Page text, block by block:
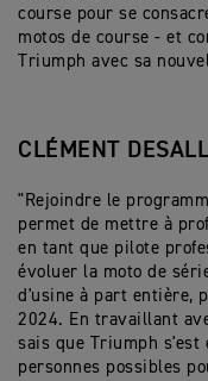
course pour se
motos de course - et
Triumph avec sa
CLÉMENT
"Rejoindre le
permet de mettre à
en tant que pilote
évoluer la moto de
d'usine à part entière,
2024. En travaillant
sais que Triumph s'est
personnes possibles